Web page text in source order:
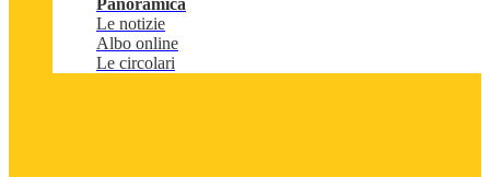
Panoramica
Le notizie
Albo online
Le circolari